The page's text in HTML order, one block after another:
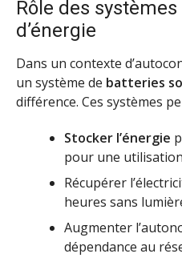
Rôle des
d’énergie
Dans un contexte
un système de batteries
différence. Ces systèmes
Stocker l’énergie
pour une
Récupérer
heures sans
Augmenter
dépendance au